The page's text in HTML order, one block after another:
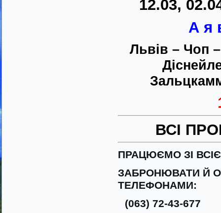
12.03,
А я
Львів – Чоп
ВСІ
ПРАЦЮЄМО ЗІ
ЗАБРОНЮВАТИ Й
ТЕЛЕФОНАМИ:
(063) 72-43-677